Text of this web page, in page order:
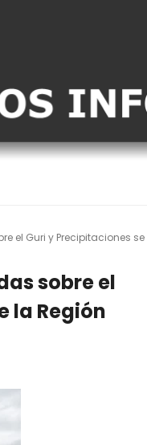
el Guri y Precipitaciones se
sobre el
la Región